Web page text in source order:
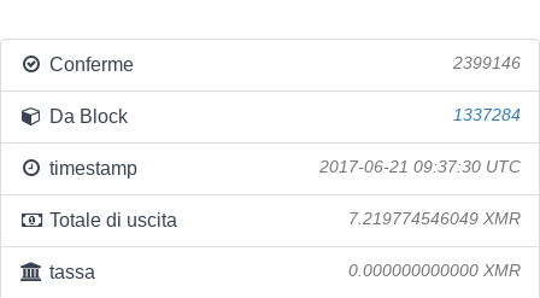
Conferme 2399146
Da Block 1337284
timestamp 2017-06-21 09:37:30 UTC
Totale di uscita 7.219774546049 XMR
tassa 0.000000000000 XMR